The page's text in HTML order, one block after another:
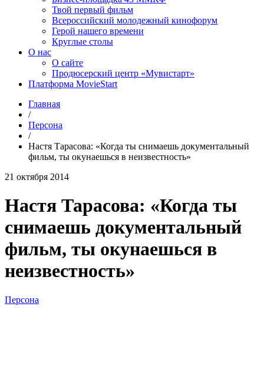
Твой первый фильм
Всероссийский молодежный кинофорум
Герой нашего времени
Круглые столы
О нас
О сайте
Продюсерский центр «Мувистарт»
Платформа MovieStart
Главная
/
Персона
/
Настя Тарасова: «Когда ты снимаешь документальный
фильм, ты окунаешься в неизвестность»
21 октября 2014
Настя Тарасова: «Когда ты
снимаешь документальный
фильм, ты окунаешься в
неизвестность»
Персона